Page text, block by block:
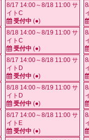
8/17 14:00～8/18 11:00 サ
イトC
受付中 (●)
8/18 14:00～8/19 11:00 サ
イトC
受付中 (●)
8/17 14:00～8/18 11:00 サ
イトD
受付中 (●)
8/18 14:00～8/19 11:00 サ
イトD
受付中 (●)
8/17 14:00～8/18 11:00 サ
イトE
受付中 (●)